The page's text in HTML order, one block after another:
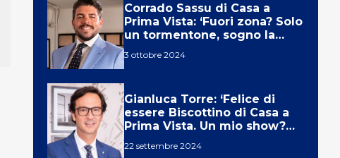
Corrado Sassu di Casa a
Prima Vista: ‘Fuori zona? Solo
un tormentone, sogno la
3 ottobre 2024
Gianluca Torre: ‘Felice di
essere Biscottino di Casa a
Prima Vista. Un mio show?
22 settembre 2024